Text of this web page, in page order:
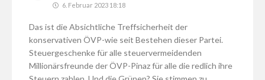
6. Februar 2023 18:18
Das ist die Absichtliche Treffsicherheit der
konservativen ÖVP-wie seit Bestehen dieser Partei.
Steuergeschenke für alle steuervermeidenden
Millionärsfreunde der ÖVP-Pinaz für alle die redlich ihre